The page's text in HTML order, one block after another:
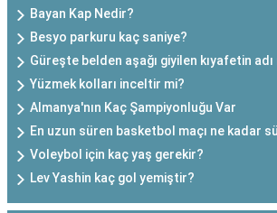
Bayan Kap Nedir?
Besyo parkuru kaç saniye?
Güreşte belden aşağı giyilen kıyafetin
Yüzmek kolları inceltir mi?
Almanya'nın Kaç Şampiyonluğu Var
En uzun süren basketbol maçı ne kadar
Voleybol için kaç yaş gerekir?
Lev Yashin kaç gol yemiştir?